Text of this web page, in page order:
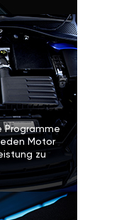
Programme
Motor
zu